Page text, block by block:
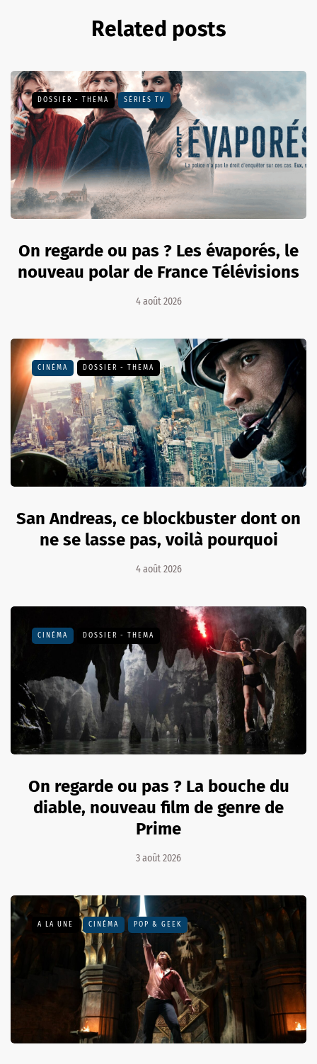
Related posts
DOSSIER - THEMA SÉRIES TV
On regarde ou pas ? Les évaporés, le
nouveau polar de France Télévisions
4 août 2026
CINÉMA DOSSIER - THEMA
San Andreas, ce blockbuster dont on
ne se lasse pas, voilà pourquoi
4 août 2026
CINÉMA DOSSIER - THEMA
On regarde ou pas ? La bouche du
diable, nouveau film de genre de
Prime
3 août 2026
A LA UNE CINÉMA POP & GEEK